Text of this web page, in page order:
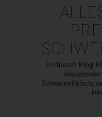
In diesem Blog
Schweinefleisch,